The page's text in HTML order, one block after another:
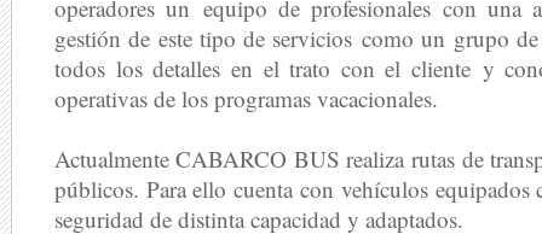
operadores un equipo de profesionales con una
gestión de este tipo de servicios como un grupo
todos los detalles en el trato con el cliente y
operativas de los programas vacacionales.
Actualmente CABARCO BUS realiza rutas de
públicos. Para ello cuenta con vehículos equipados
seguridad de distinta capacidad y adaptados.